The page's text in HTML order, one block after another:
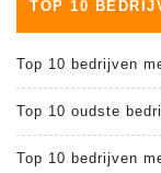
TOP 10
Top 10 bedrijven
Top 10 oudste
Top 10 bedrijven